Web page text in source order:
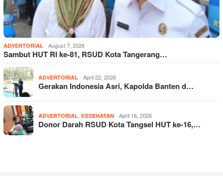
ADVERTORIAL August 7, 2026
Sambut HUT RI ke-81, RSUD Kota Tangerang…
ADVERTORIAL April 22, 2026
Gerakan Indonesia Asri, Kapolda Banten d…
ADVERTORIAL KESEHATAN April 16, 2026
Donor Darah RSUD Kota Tangsel HUT ke-16,…